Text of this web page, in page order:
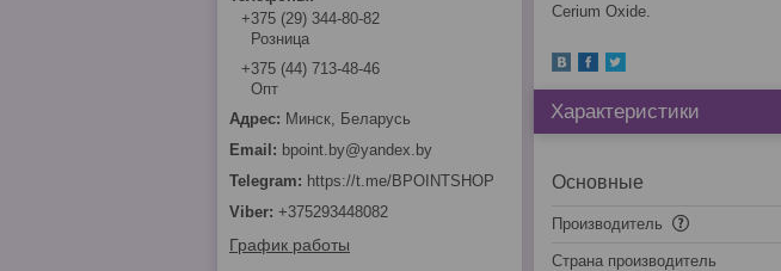
Сerium Oxide.
Характеристики
Основные
Производитель
Страна производитель
+375 (29) 344-80-82
Розница
+375 (44) 713-48-46
Опт
Минск, Беларусь
bpoint.by@yandex.by
https://t.me/BPOINTSHOP
+375293448082
График работы